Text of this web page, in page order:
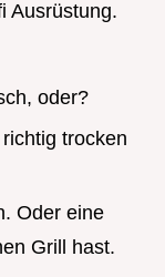
Ausrüstung.
oder?
trocken
Oder eine
Grill hast.